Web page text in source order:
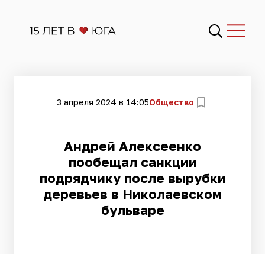
3 апреля 2024 в 14:05Общество
​Андрей Алексеенко
пообещал санкции
подрядчику после вырубки
деревьев в Николаевском
бульваре